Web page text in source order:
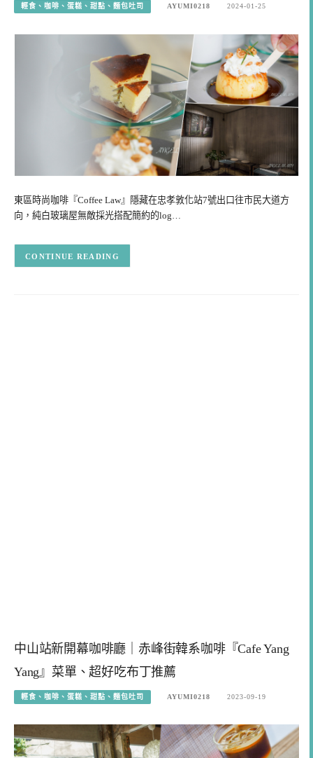
輕食、咖啡、蛋糕、甜點、麵包吐司 AYUMI0218 2024-01-25
東區時尚咖啡『Coffee Law』隱藏在忠孝敦化站7號出口往市民大道方
向，純白玻璃屋無敵採光搭配簡約的log…
CONTINUE READING
中山站新開幕咖啡廳｜赤峰街韓系咖啡『Cafe Yang
Yang』菜單、超好吃布丁推薦
輕食、咖啡、蛋糕、甜點、麵包吐司 AYUMI0218 2023-09-19